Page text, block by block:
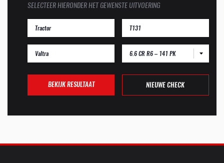
SELECTEER HIERONDER HET GEWENSTE UITVOERING
6.6 CR R6 – 141 PK
BEKIJK RESULTAAT NIEUWE CHECK